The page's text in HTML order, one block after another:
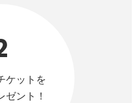
ケットを
ゼント！